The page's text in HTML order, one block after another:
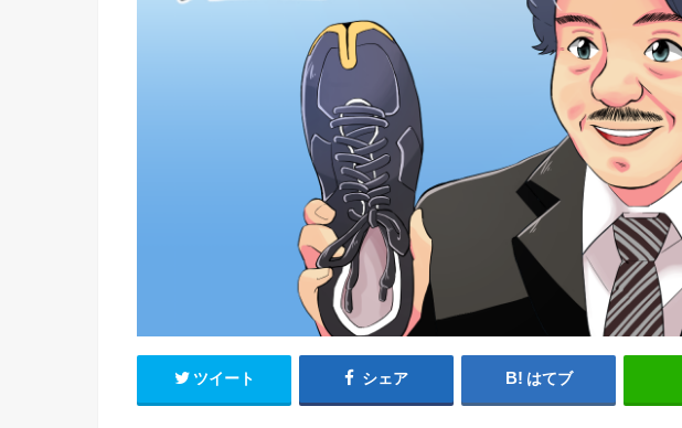
ツイート シェア はてブ